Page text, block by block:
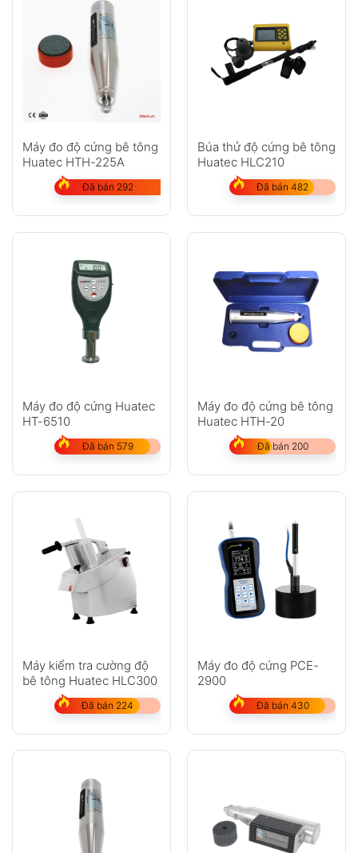
Máy đo độ cứng bê tông
Huatec HTH-225A
Đã bán 292
Búa thử độ cứng bê tông
Huatec HLC210
Đã bán 482
Máy đo độ cứng Huatec
HT-6510
Đã bán 579
Máy đo độ cứng bê tông
Huatec HTH-20
Đã bán 200
Máy kiểm tra cường độ
bê tông Huatec HLC300
Đã bán 224
Máy đo độ cứng PCE-
2900
Đã bán 430